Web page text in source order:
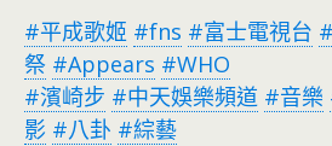
#平成歌姬 #fns #富士電視台
祭 #Appears #WHO
#濱崎步 #中天娛樂頻道 #音樂
影 #八卦 #綜藝